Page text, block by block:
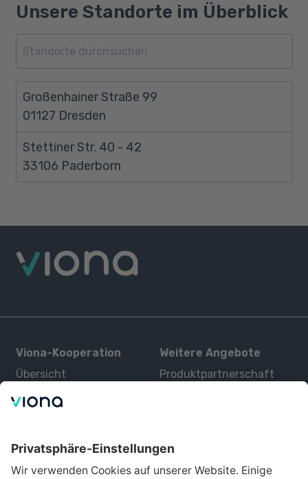
Unsere Standorte im Überblick
Großenhainer Straße 99
01127 Dresden
Stettiner Str. 40 - 42
33106 Paderborn
Viona-Kooperation
Übersicht
Kurse
Weitere Angebote
Produktpartnerschaft
Über uns
Alle Partner
Für Interessenten
Bildungsangebot